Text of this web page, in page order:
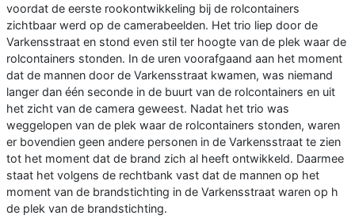
voordat de eerste rookontwikkeling bij de rolcontainers
zichtbaar werd op de camerabeelden. Het trio liep door de
Varkensstraat en stond even stil ter hoogte van de plek waar de
rolcontainers stonden. In de uren voorafgaand aan het moment
dat de mannen door de Varkensstraat kwamen, was niemand
langer dan één seconde in de buurt van de rolcontainers en uit
het zicht van de camera geweest. Nadat het trio was
weggelopen van de plek waar de rolcontainers stonden, waren
er bovendien geen andere personen in de Varkensstraat te zien
tot het moment dat de brand zich al heeft ontwikkeld. Daarmee
staat het volgens de rechtbank vast dat de mannen op het
moment van de brandstichting in de Varkensstraat waren op h
de plek van de brandstichting.